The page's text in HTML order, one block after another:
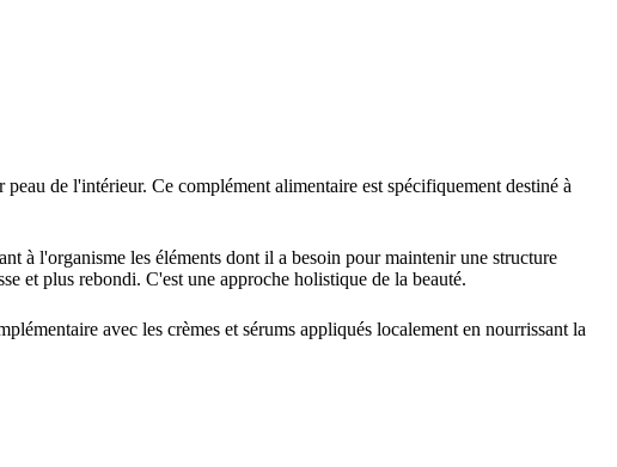
de l'intérieur. Ce complément alimentaire est spécifiquement destiné à
à l'organisme les éléments dont il a besoin pour maintenir une structure
et plus rebondi. C'est une approche holistique de la beauté.
avec les crèmes et sérums appliqués localement en nourrissant la